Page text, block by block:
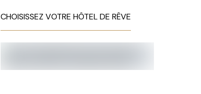
CHOISISSEZ VOTRE HÔTEL DE RÊVE